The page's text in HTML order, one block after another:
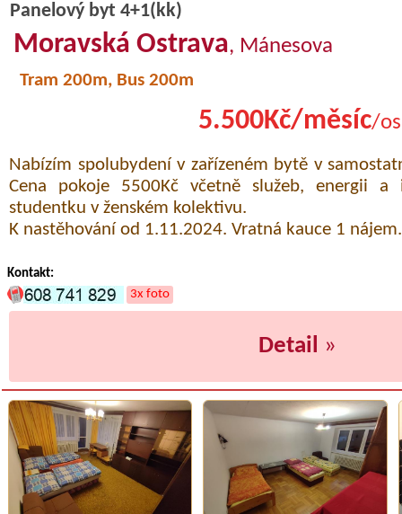
Panelový byt 4+1(kk)
Moravská Ostrava, Mánesova
Tram 200m, Bus 200m
5.500Kč/měsíc/
Nabízím spolubydení v zařízeném bytě v
Cena pokoje 5500Kč včetně služeb, energii a
studentku v ženském kolektivu.
K nastěhování od 1.11.2024. Vratná kauce 1 nájem.
Kontakt:
3x foto
Detail »